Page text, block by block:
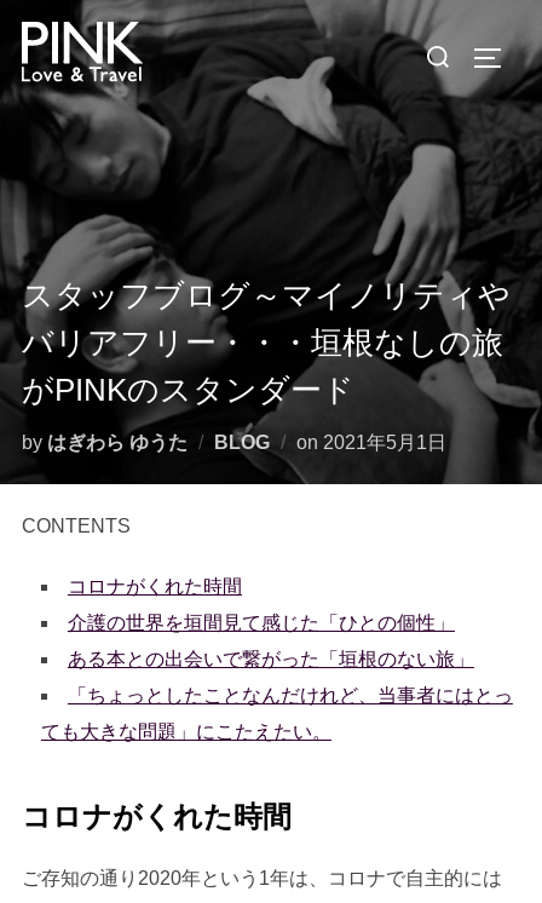
テ
へ
キ
ッ
プ
検
索
象:
サイ
スタッフブログ～マイノリティや
バリアフリー・・・垣根なしの旅
がPINKのスタンダード
by はぎわら ゆうた BLOG on 投
2021年5月1日
CONTENTS
コロナがくれた時間
介護の世界を垣間見て感じた「ひとの個性」
ある本との出会いで繋がった「垣根のない旅」
「ちょっとしたことなんだけれど、当事者にはとっ
ても大きな問題」にこたえたい。
コロナがくれた時間
ご存知の通り2020年という1年は、コロナで自主的には